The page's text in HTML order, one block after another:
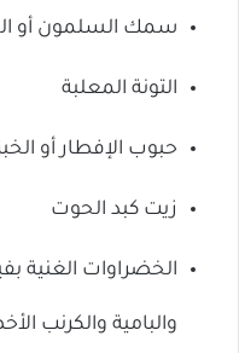
سمك السلمون أو
التونة المعلبة
حبوب الإفطار أو
زيت كبد الحوت
الخضراوات الغنية
والبامية والكرنب